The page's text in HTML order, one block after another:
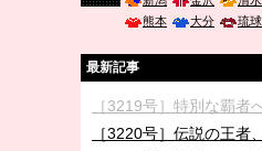
熊本
大分 琉球
最新記事
［3219号］特別な覇者
［3220号］伝説の王者